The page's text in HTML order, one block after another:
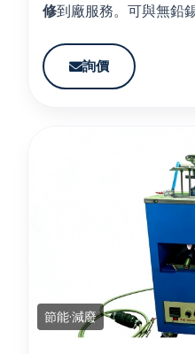
修到廠服務。可與無鉛
詢價
節能·減廢